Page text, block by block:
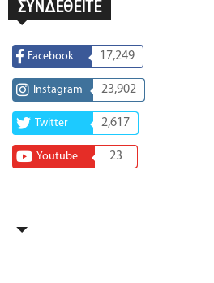
ΣΥΝΔΕΘΕΙΤΕ
Facebook 17,249
Instagram 23,902
Twitter 2,617
Youtube 23